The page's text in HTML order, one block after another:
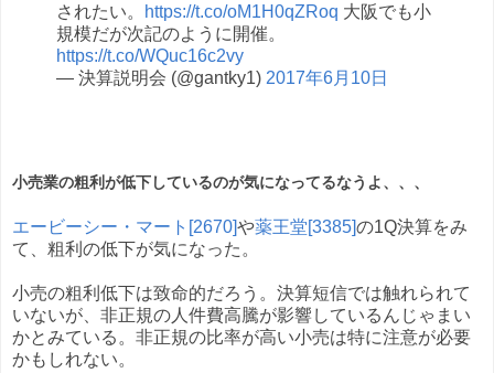
されたい。
https://t.co/oM1H0qZRoq 大阪でも小
規模だが次記のように開催。
https://t.co/WQuc16c2vy
— 決算説明会 (@gantky1) 2017年6月10日
小売業の粗利が低下しているのが気になってるなうよ、、、
エービーシー・マート[2670]や薬王堂[3385]の1Q決算をみ
て、粗利の低下が気になった。
小売の粗利低下は致命的だろう。決算短信では触れられて
いないが、非正規の人件費高騰が影響しているんじゃまい
かとみている。非正規の比率が高い小売は特に注意が必要
かもしれない。